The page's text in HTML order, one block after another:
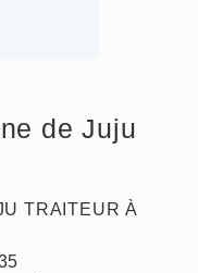
de Juju
TRAITEUR À